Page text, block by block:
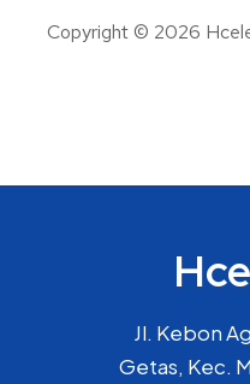
Copyright © 2026
Jl. Kebon
Getas, Kec.